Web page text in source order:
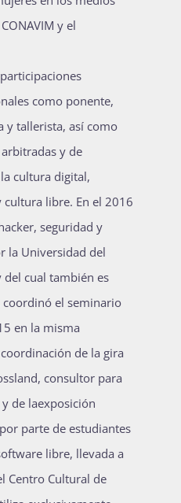
y el
como ponente,
y tallerista, así como
y de
cultura digital,
libre. En el 2016
seguridad y
la Universidad del
del cual también es
el seminario
en la misma
de la gira
consultor para
de laexposición
parte de estudiantes
libre, llevada a
Centro Cultural de